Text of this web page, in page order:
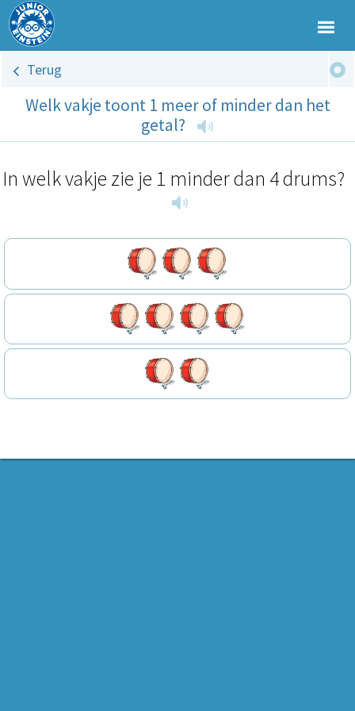
Terug
Welk vakje toont 1 meer of minder dan het
getal?
In welk vakje zie je 1 minder dan 4 drums?